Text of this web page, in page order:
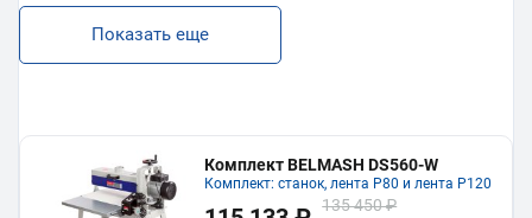
Показать еще
Комплект BELMASH DS560-W
Комплект: станок, лента P80 и лента P120
135 450 ₽